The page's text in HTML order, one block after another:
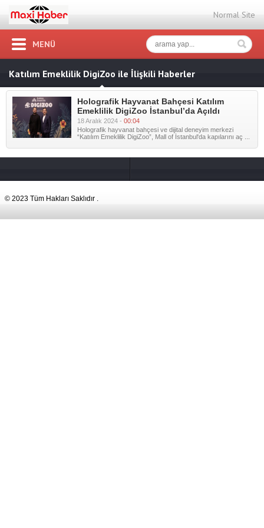
Normal Site
MENÜ
Katılım Emeklilik DigiZoo ile İlişkili Haberler
Holografik Hayvanat Bahçesi Katılım
Emeklilik DigiZoo İstanbul’da Açıldı
18 Aralık 2024 - 00:04
Holografik hayvanat bahçesi ve dijital deneyim merkezi
“Katılım Emeklilik DigiZoo”, Mall of İstanbul'da kapılarını aç ...
© 2023 Tüm Hakları Saklıdır .